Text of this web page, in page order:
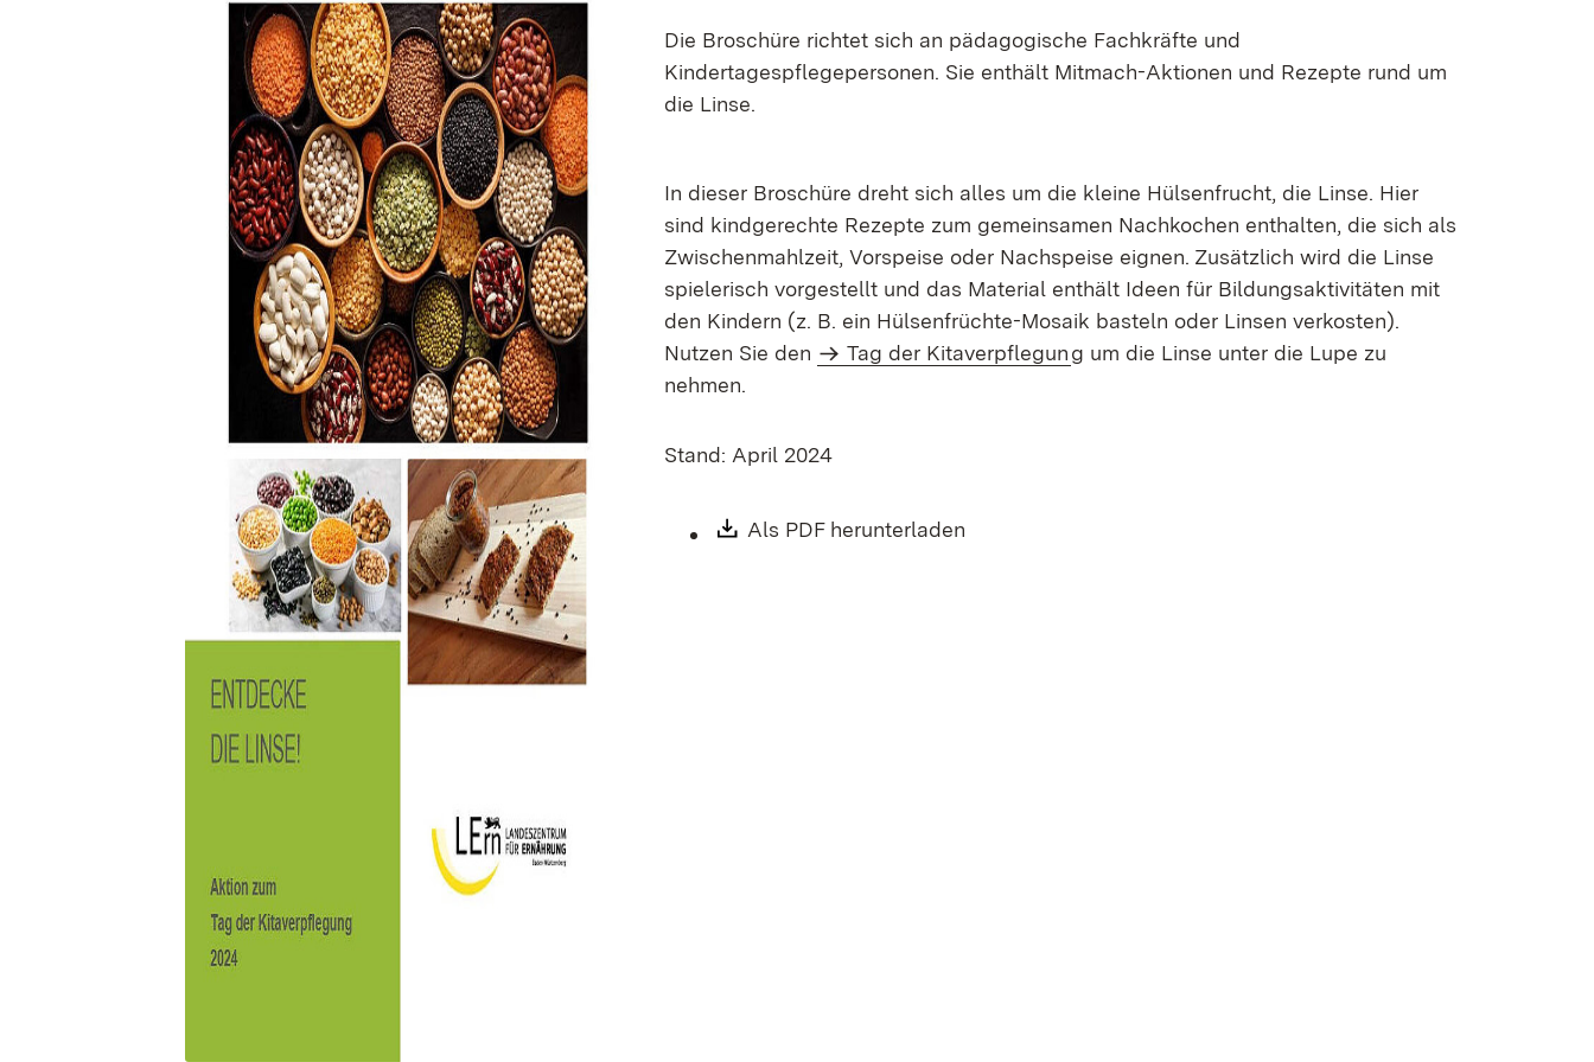
Die Broschüre richtet sich an pädagogische Fachkräfte und
Kindertagespflegepersonen. Sie enthält Mitmach-Aktionen und Rezepte rund um
die Linse.
In dieser Broschüre dreht sich alles um die kleine Hülsenfrucht, die Linse. Hier
sind kindgerechte Rezepte zum gemeinsamen Nachkochen enthalten, die sich als
Zwischenmahlzeit, Vorspeise oder Nachspeise eignen. Zusätzlich wird die Linse
spielerisch vorgestellt und das Material enthält Ideen für Bildungsaktivitäten mit
den Kindern (z. B. ein Hülsenfrüchte-Mosaik basteln oder Linsen verkosten).
Nutzen Sie den
Tag der Kitaverpflegung um die Linse unter die Lupe zu
nehmen.
Stand: April 2024
Download:
Als PDF herunterladen